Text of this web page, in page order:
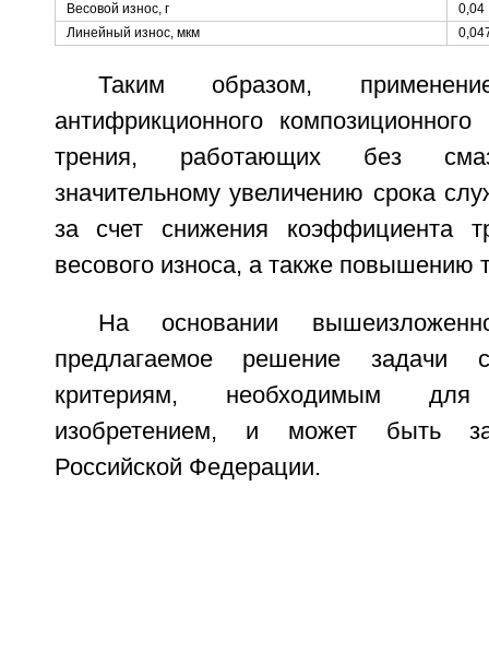
Весовой износ, г
0,04
Линейный износ, мкм
Таким образом,
антифрикционного
трения, работающих без
значительному увеличению срока
за счет снижения коэффициента
весового износа, а также повышению
На основании
предлагаемое решение задачи
критериям, необходимым
изобретением, и может быть
Российской Федерации.